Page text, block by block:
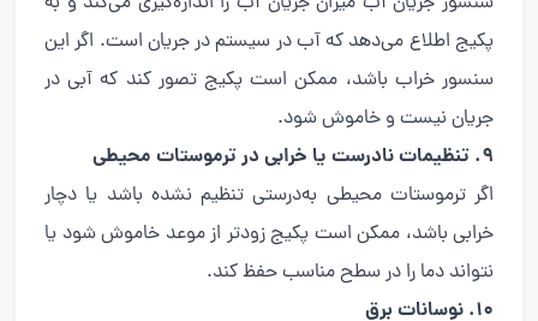
پکیج اطلاع می‌دهد که آب در سیستم در جریان است. اگر این
سنسور خراب باشد، ممکن است پکیج تصور کند که آبی در
جریان نیست و خاموش شود.
۹. تنظیمات نادرست یا خرابی در ترموستات محیطی
اگر ترموستات محیطی به‌درستی تنظیم نشده باشد یا دچار
خرابی باشد، ممکن است پکیج زودتر از موعد خاموش شود یا
نتواند دما را در سطح مناسب حفظ کند.
۱۰. نوسانات برق